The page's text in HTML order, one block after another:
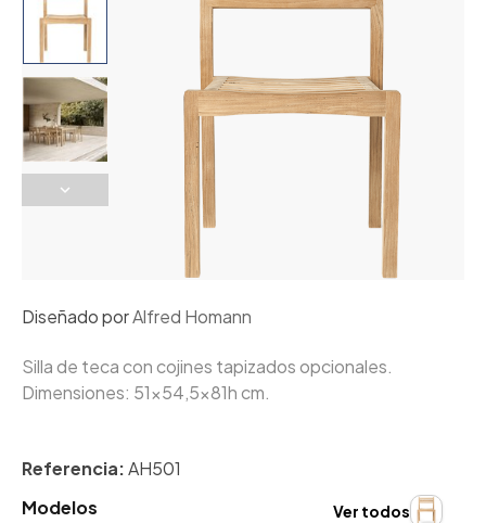
Diseñado porAlfred Homann
Silla de teca con cojines tapizados opcionales.
Dimensiones: 51x54,5x81h cm.
Referencia:AH501
Modelos
Ver todos